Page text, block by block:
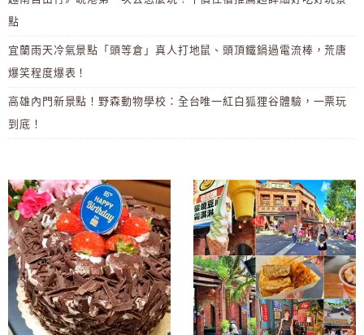
點
宜蘭雨天冷氣景點「頭等倉」真人打地鼠、頭頂鐵鍋過電流棒，荒唐
爆笑程度爆表！
高雄內門新景點！野森動物學校：全台唯一紅白狐狸谷體驗，一票玩
到底！